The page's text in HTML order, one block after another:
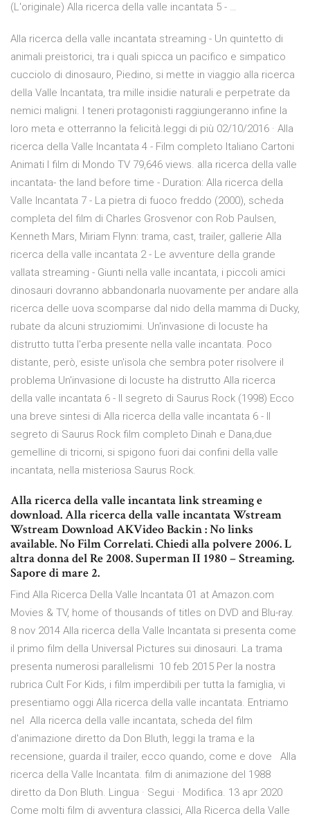
(L'originale) Alla ricerca della valle incantata 5 - …
Alla ricerca della valle incantata streaming - Un quintetto di
animali preistorici, tra i quali spicca un pacifico e simpatico
cucciolo di dinosauro, Piedino, si mette in viaggio alla ricerca
della Valle Incantata, tra mille insidie naturali e perpetrate da
nemici maligni. I teneri protagonisti raggiungeranno infine la
loro meta e otterranno la felicità.leggi di più 02/10/2016 · Alla
ricerca della Valle Incantata 4 - Film completo Italiano Cartoni
Animati I film di Mondo TV 79,646 views. alla ricerca della valle
incantata- the land before time - Duration: Alla ricerca della
Valle Incantata 7 - La pietra di fuoco freddo (2000), scheda
completa del film di Charles Grosvenor con Rob Paulsen,
Kenneth Mars, Miriam Flynn: trama, cast, trailer, gallerie Alla
ricerca della valle incantata 2 - Le avventure della grande
vallata streaming - Giunti nella valle incantata, i piccoli amici
dinosauri dovranno abbandonarla nuovamente per andare alla
ricerca delle uova scomparse dal nido della mamma di Ducky,
rubate da alcuni struziomimi. Un'invasione di locuste ha
distrutto tutta l'erba presente nella valle incantata. Poco
distante, però, esiste un'isola che sembra poter risolvere il
problema Un'invasione di locuste ha distrutto Alla ricerca
della valle incantata 6 - Il segreto di Saurus Rock (1998) Ecco
una breve sintesi di Alla ricerca della valle incantata 6 - Il
segreto di Saurus Rock film completo Dinah e Dana,due
gemelline di tricorni, si spigono fuori dai confini della valle
incantata, nella misteriosa Saurus Rock.
Alla ricerca della valle incantata link streaming e
download. Alla ricerca della valle incantata Wstream
Wstream Download AKVideo Backin : No links
available. No Film Correlati. Chiedi alla polvere 2006. L
altra donna del Re 2008. Superman II 1980 – Streaming.
Sapore di mare 2.
Find Alla Ricerca Della Valle Incantata 01 at Amazon.com
Movies & TV, home of thousands of titles on DVD and Blu-ray.
8 nov 2014 Alla ricerca della Valle Incantata si presenta come
il primo film della Universal Pictures sui dinosauri. La trama
presenta numerosi parallelismi 10 feb 2015 Per la nostra
rubrica Cult For Kids, i film imperdibili per tutta la famiglia, vi
presentiamo oggi Alla ricerca della valle incantata. Entriamo
nel Alla ricerca della valle incantata, scheda del film
d'animazione diretto da Don Bluth, leggi la trama e la
recensione, guarda il trailer, ecco quando, come e dove Alla
ricerca della Valle Incantata. film di animazione del 1988
diretto da Don Bluth. Lingua · Segui · Modifica. 13 apr 2020
Come molti film di avventura classici, Alla Ricerca della Valle